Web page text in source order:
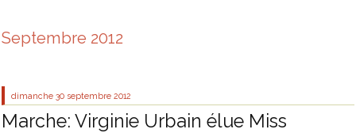
Septembre 2012
dimanche 30 septembre 2012
Marche: Virginie Urbain élue Miss